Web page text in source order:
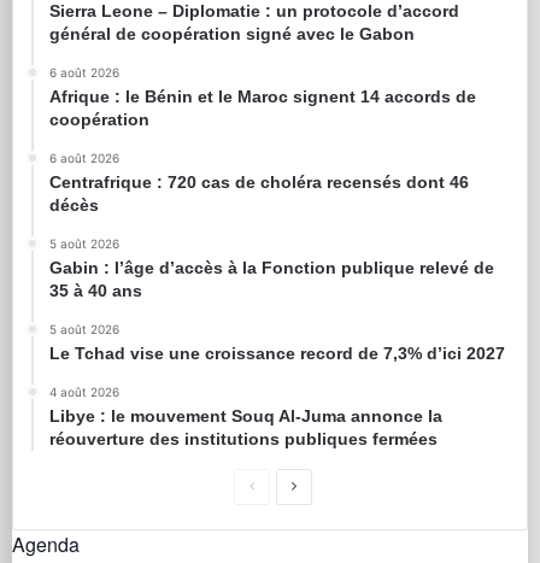
Sierra Leone – Diplomatie : un protocole d’accord
général de coopération signé avec le Gabon
6 août 2026
Afrique : le Bénin et le Maroc signent 14 accords de
coopération
6 août 2026
Centrafrique : 720 cas de choléra recensés dont 46
décès
5 août 2026
Gabin : l’âge d’accès à la Fonction publique relevé de
35 à 40 ans
5 août 2026
Le Tchad vise une croissance record de 7,3% d’ici 2027
4 août 2026
Libye : le mouvement Souq Al-Juma annonce la
réouverture des institutions publiques fermées
Agenda